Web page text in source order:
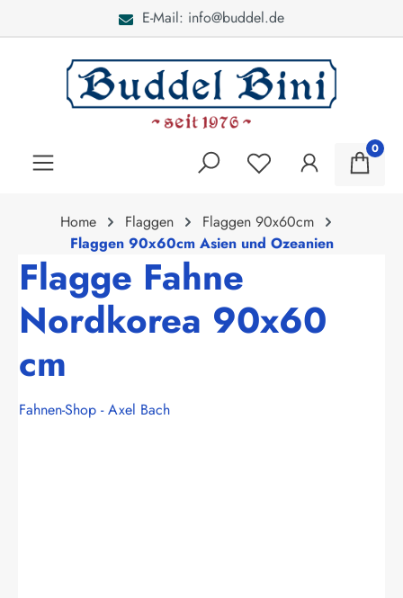
E-Mail: info@buddel.de
0
Home Flaggen
Flaggen 90x60cm
Flaggen 90x60cm Asien und Ozeanien
Flagge Fahne
Nordkorea 90x60
cm
Fahnen-Shop - Axel Bach